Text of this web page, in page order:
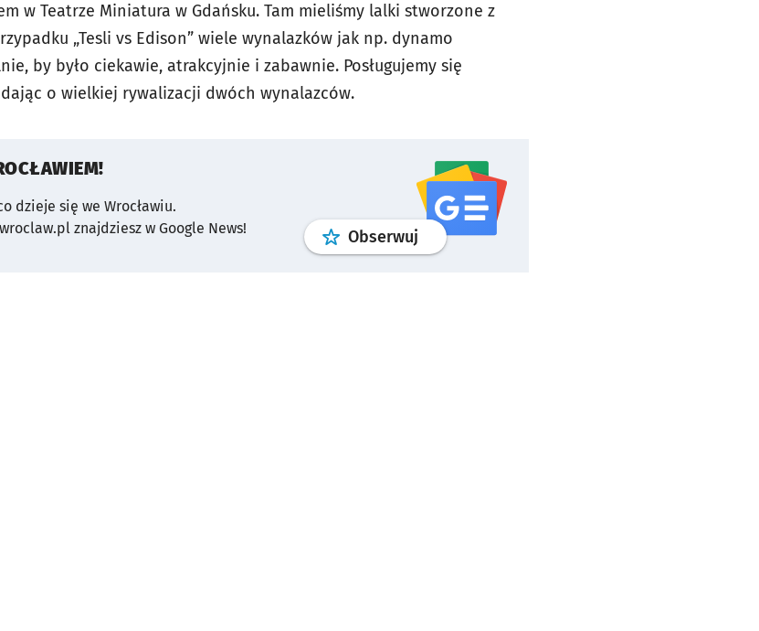
w Teatrze Miniatura w Gdańsku. Tam mieliśmy lalki stworzone z
„Tesli vs Edison” wiele wynalazków jak np. dynamo
by było ciekawie, atrakcyjnie i zabawnie. Posługujemy się
o wielkiej rywalizacji dwóch wynalazców.
dzieje się we Wrocławiu.
znajdziesz w Google News!
Obserwuj profilgoogle news